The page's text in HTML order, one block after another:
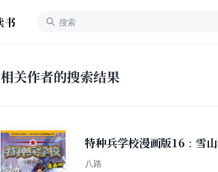
相关作者的搜索结果
特种兵学校漫画版16：雪
八路